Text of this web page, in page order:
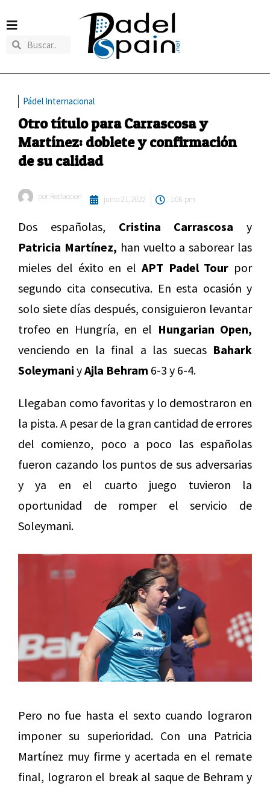
Pádel Internacional
Otro título para Carrascosa y
Martínez: doblete y confirmación
de su calidad
por Redaccion junio 21, 2022 1:06 pm
Dos españolas, Cristina Carrascosa y
Patricia Martínez, han vuelto a saborear las
mieles del éxito en el APT Padel Tour por
segundo cita consecutiva. En esta ocasión y
solo siete días después, consiguieron levantar
trofeo en Hungría, en el Hungarian Open,
venciendo en la final a las suecas Bahark
Soleymani yAjla Behram 6-3 y 6-4.
Llegaban como favoritas y lo demostraron en
la pista. A pesar de la gran cantidad de errores
del comienzo, poco a poco las españolas
fueron cazando los puntos de sus adversarias
y ya en el cuarto juego tuvieron la
oportunidad de romper el servicio de
Soleymani.
Pero no fue hasta el sexto cuando lograron
imponer su superioridad. Con una Patricia
Martínez muy firme y acertada en el remate
final, lograron el break al saque de Behram y